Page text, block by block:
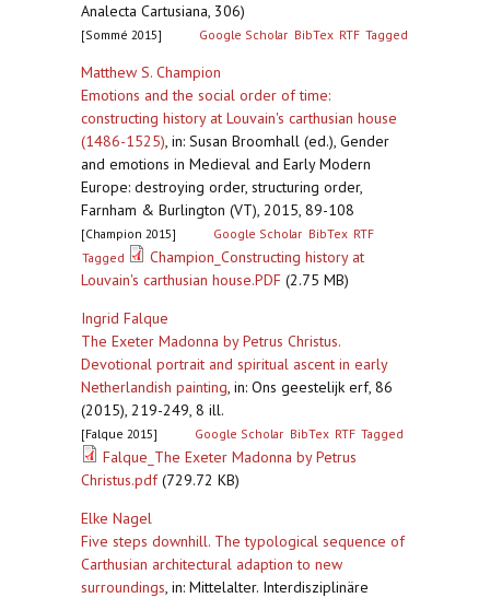
Analecta Cartusiana, 306)
[Sommé 2015] Google Scholar BibTex RTF Tagged
Matthew S. Champion
Emotions and the social order of time:
constructing history at Louvain's carthusian house
(1486-1525), in: Susan Broomhall (ed.), Gender
and emotions in Medieval and Early Modern
Europe: destroying order, structuring order,
Farnham & Burlington (VT), 2015, 89-108
[Champion 2015] Google Scholar BibTex RTF
Tagged
Champion_Constructing history at
Louvain's carthusian house.PDF (2.75 MB)
Ingrid Falque
The Exeter Madonna by Petrus Christus.
Devotional portrait and spiritual ascent in early
Netherlandish painting, in: Ons geestelijk erf, 86
(2015), 219-249, 8 ill.
[Falque 2015] Google Scholar BibTex RTF Tagged
Falque_The Exeter Madonna by Petrus
Christus.pdf(729.72 KB)
Elke Nagel
Five steps downhill. The typological sequence of
Carthusian architectural adaption to new
surroundings, in: Mittelalter. Interdisziplinäre